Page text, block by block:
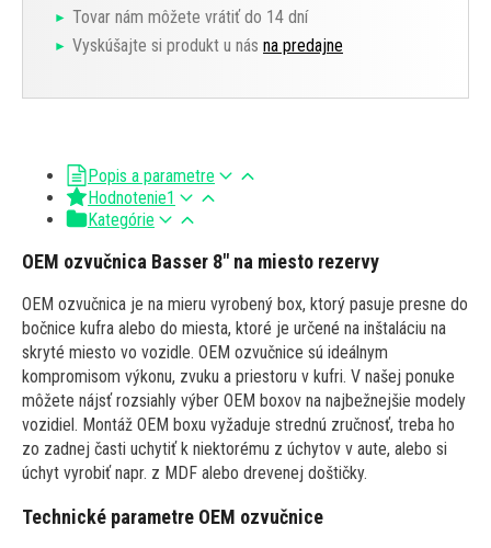
Tovar nám môžete vrátiť do 14 dní
Vyskúšajte si produkt u nás na predajne
Popis a parametre
Hodnotenie1
Kategórie
OEM ozvučnica Basser 8" na miesto rezervy
OEM ozvučnica je na mieru vyrobený box, ktorý pasuje presne do
bočnice kufra alebo do miesta, ktoré je určené na inštaláciu na
skryté miesto vo vozidle. OEM ozvučnice sú ideálnym
kompromisom výkonu, zvuku a priestoru v kufri. V našej ponuke
môžete nájsť rozsiahly výber OEM boxov na najbežnejšie modely
vozidiel. Montáž OEM boxu vyžaduje strednú zručnosť, treba ho
zo zadnej časti uchytiť k niektorému z úchytov v aute, alebo si
úchyt vyrobiť napr. z MDF alebo drevenej doštičky.
Technické parametre OEM ozvučnice